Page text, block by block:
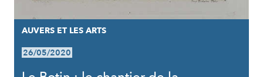
AUVERS ET LES ARTS
26/05/2020